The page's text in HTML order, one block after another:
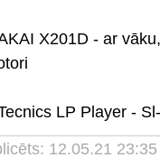
X201D - ar
LP Player -
12.05.21 23:35